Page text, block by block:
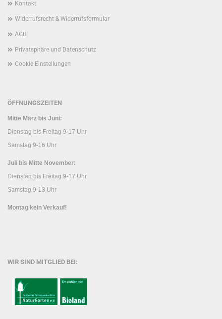
Kontakt
Widerrufsrecht & Widerrufsformular
AGB
Privatsphäre und Datenschutz
Cookie Einstellungen
ÖFFNUNGSZEITEN
Mitte März bis Juni:
Dienstag bis Freitag 9-17 Uhr
Samstag 9-16 Uhr
Juli bis Mitte November:
Dienstag bis Freitag 9-17 Uhr
Samstag 9-13 Uhr
Montag kein Verkauf!
WIR SIND MITGLIED BEI: